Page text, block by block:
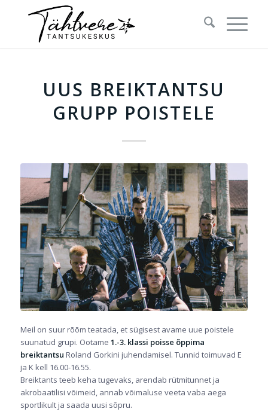
UUS BREIKTANTSU
GRUPP POISTELE
Meil on suur rõõm teatada, et sügisest avame uue poistele
suunatud grupi. Ootame 1.-3. klassi poisse õppima
breiktantsu Roland Gorkini juhendamisel. Tunnid toimuvad E
ja K kell 16.00-16.55.
Breiktants teeb keha tugevaks, arendab rütmitunnet ja
akrobaatilisi võimeid, annab võimaluse veeta vaba aega
sportlikult ja saada uusi sõpru.